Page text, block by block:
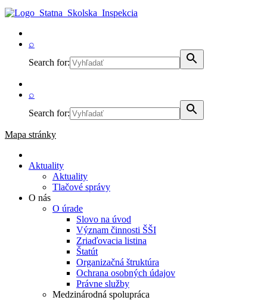
⌕
Search for:
⌕
Search for:
Mapa stránky
Aktuality
Aktuality
Tlačové správy
O nás
O úrade
Slovo na úvod
Význam činnosti ŠŠI
Zriaďovacia listina
Štatút
Organizačná štruktúra
Ochrana osobných údajov
Právne služby
Medzinárodná spolupráca